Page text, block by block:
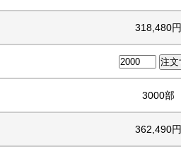
318,480円
3000部
362,490円